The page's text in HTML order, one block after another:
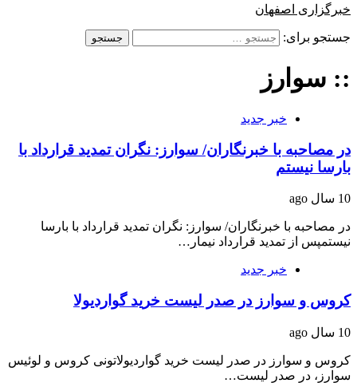
خبرگزاری اصفهان
جستجو برای:
:: سوارز
خبر جدید
در مصاحبه با خبرنگاران/ سوارز: نگران تمدید قرارداد با
بارسا نیستم
10 سال ago
در مصاحبه با خبرنگاران/ سوارز: نگران تمدید قرارداد با بارسا
نیستمپس از تمدید قرارداد نیمار…
خبر جدید
کروس و سوارز در صدر لیست خرید گواردیولا
10 سال ago
کروس و سوارز در صدر لیست خرید گواردیولاتونی کروس و لوئیس
سوارز، در صدر لیست…